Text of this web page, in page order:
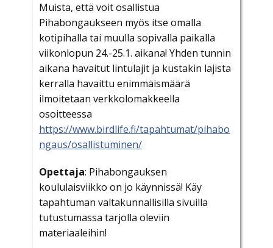
Muista, että voit osallistua
Pihabongaukseen myös itse omalla
kotipihalla tai muulla sopivalla paikalla
viikonlopun 24.-25.1. aikana! Yhden tunnin
aikana havaitut lintulajit ja kustakin lajista
kerralla havaittu enimmäismäärä
ilmoitetaan verkkolomakkeella
osoitteessa
https://www.birdlife.fi/tapahtumat/pihabo
ngaus/osallistuminen/
Opettaja: Pihabongauksen
koululaisviikko on jo käynnissä! Käy
tapahtuman valtakunnallisilla sivuilla
tutustumassa tarjolla oleviin
materiaaleihin!